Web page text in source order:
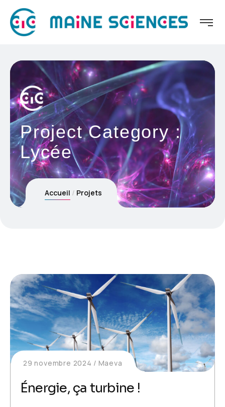
Project Category :
Lycée
Accueil Projets
29 novembre 2024 Maeva
Énergie, ça turbine !